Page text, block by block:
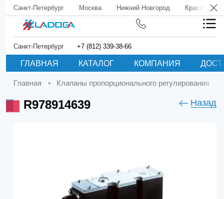
Санкт-Петербург Москва Нижний Новгород Краснодар
Санкт-Петербург +7 (812) 339-38-66
ГЛАВНАЯ КАТАЛОГ КОМПАНИЯ
Главная Клапаны пропорционального регулирования
R978914639 Назад